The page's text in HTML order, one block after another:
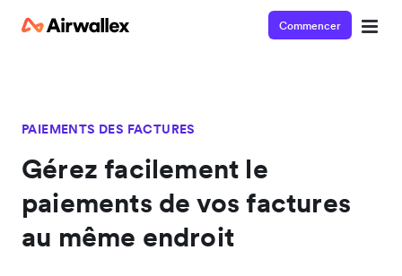
Commencer
PAIEMENTS DES FACTURES
Gérez facilement le
paiements de vos factures
au même endroit